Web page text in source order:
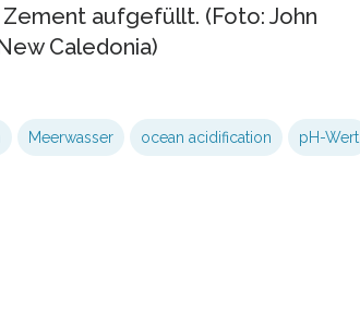
aufgefüllt. (Foto: John
Caledonia)
Meerwasser ocean acidification pH-Wert